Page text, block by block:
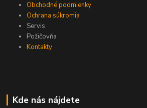
Obchodné podmienky
Ochrana súkromia
Servis
Požičovňa
Kontakty
Kde nás nájdete